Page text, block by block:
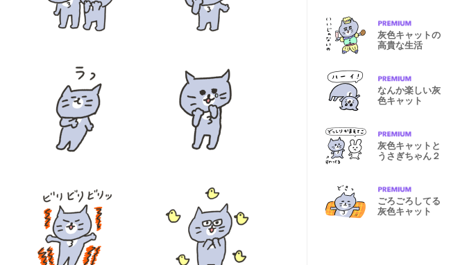
灰色キャットの
高貴な生活
なんか楽しい灰
色キャット
灰色キャットと
うさぎちゃん２
ごろごろしてる
灰色キャット